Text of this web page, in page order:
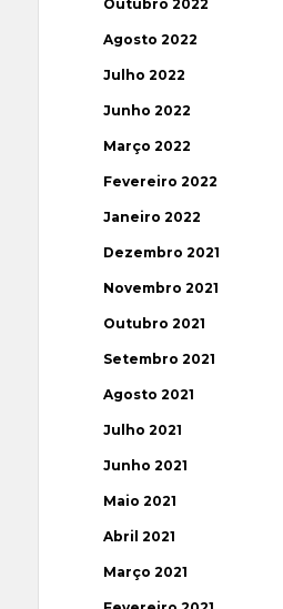
Outubro 2022
Agosto 2022
Julho 2022
Junho 2022
Março 2022
Fevereiro 2022
Janeiro 2022
Dezembro 2021
Novembro 2021
Outubro 2021
Setembro 2021
Agosto 2021
Julho 2021
Junho 2021
Maio 2021
Abril 2021
Março 2021